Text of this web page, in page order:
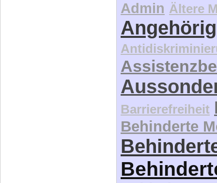
Admin Ältere
Barrierefreiheit
Behinderte